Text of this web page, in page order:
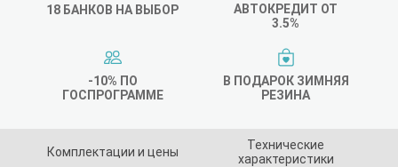
18 БАНКОВ НА ВЫБОР
АВТОКРЕДИТ ОТ
3.5%
-10% ПО
ГОСПРОГРАММЕ
В ПОДАРОК ЗИМНЯЯ
РЕЗИНА
Комплектации и цены
Технические
характеристики